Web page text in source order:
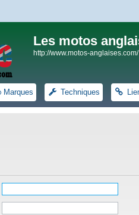
Les motos
http://www.motos-anglaises.com/
Marques Techniques